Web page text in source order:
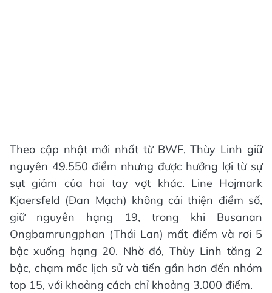
Theo cập nhật mới nhất từ BWF, Thùy Linh giữ
nguyên 49.550 điểm nhưng được hưởng lợi từ sự
sụt giảm của hai tay vợt khác. Line Hojmark
Kjaersfeld (Đan Mạch) không cải thiện điểm số,
giữ nguyên hạng 19, trong khi Busanan
Ongbamrungphan (Thái Lan) mất điểm và rơi 5
bậc xuống hạng 20. Nhờ đó, Thùy Linh tăng 2
bậc, chạm mốc lịch sử và tiến gần hơn đến nhóm
top 15, với khoảng cách chỉ khoảng 3.000 điểm.